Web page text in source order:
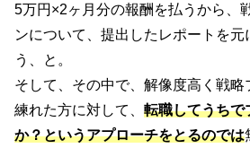
5万円×2ヶ月分の報酬を払うから、
ンについて、提出したレポートを元
う、と。
そして、その中で、解像度高く戦
練れた方に対して、 転職してうちで
か？というアプローチをとるのでは